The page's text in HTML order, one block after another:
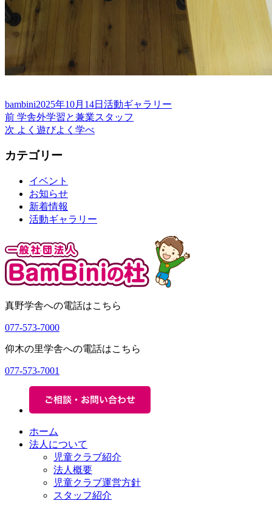
投
稿
者
bambini投
稿
日:
2025年10月14日 カ
テ
活動ギャラリー
投
稿
ナ
ョ
ン
前 前
の
稿:
学舎外学習と兼業スタッフ
次 次
投
よく遊びよく学べ
カテゴリー
イベント
お知らせ
新着情報
活動ギャラリー
真野学舎への電話はこちら
077-573-7000
仰木の里学舎への電話はこちら
077-573-7001
ホーム
法人について
児童クラブ紹介
法人概要
児童クラブ運営方針
スタッフ紹介